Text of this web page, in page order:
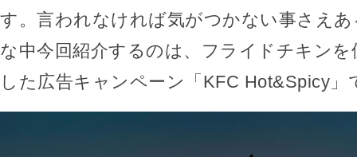
す。言われなければ気がつかない事さえ
な中今回紹介するのは、フライドチキンを
した広告キャンペーン「KFC Hot&Spicy」